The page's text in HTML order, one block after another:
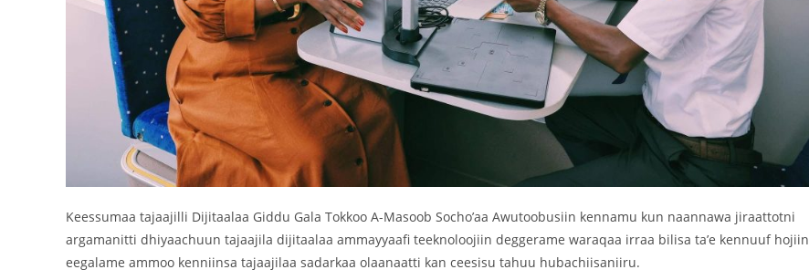
Keessumaa tajaajilli Dijitaalaa Giddu Gala Tokkoo A-Masoob Socho’aa Awutoobusiin kennamu kun naannawa jiraattotni
argamanitti dhiyaachuun tajaajila dijitaalaa ammayyaafi teeknoloojiin deggerame waraqaa irraa bilisa ta’e kennuuf hojiin
eegalame ammoo kenniinsa tajaajilaa sadarkaa olaanaatti kan ceesisu tahuu hubachiisaniiru.